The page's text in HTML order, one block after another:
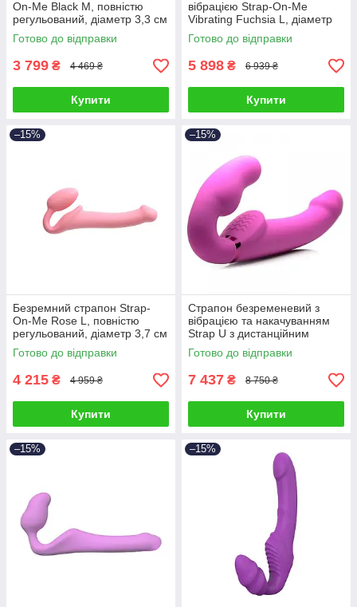
On-Me Black M, повністю
регульований, діаметр 3,3 см
Готово до відправки
3 799 ₴ 4 469 ₴
Купити
вібрацією Strap-On-Me
Vibrating Fuchsia L, діаметр
3,7 см, пульт ДК,
регульований
Готово до відправки
5 898 ₴ 6 939 ₴
Купити
–15%
Безремний страпон Strap-
On-Me Rose L, повністю
регульований, діаметр 3,7 см
Готово до відправки
4 215 ₴ 4 959 ₴
Купити
–15%
Страпон безременевий з
вібрацією та накачуванням
Strap U з дистанційним
пультом, рожевий, 24.1 х 3.8
см
Готово до відправки
7 437 ₴ 8 750 ₴
Купити
–15% –15%